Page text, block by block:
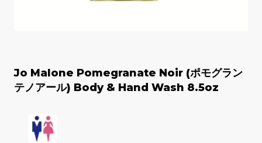
Jo Malone Pomegranate Noir (ポモグラン
テノアール) Body & Hand Wash 8.5oz